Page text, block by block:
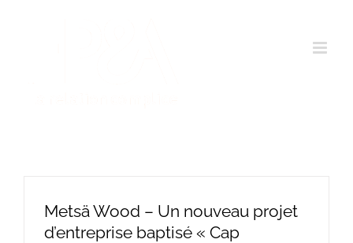
Metsä Wood – Un nouveau projet
d’entreprise baptisé « Cap